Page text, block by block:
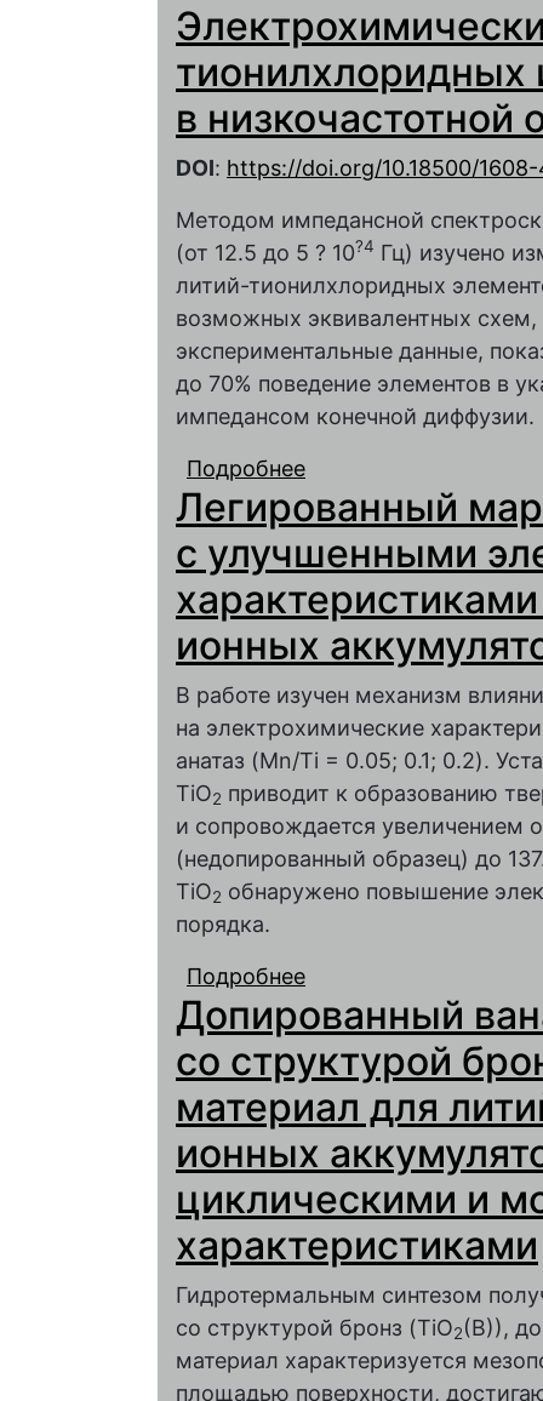
тионилхлоридных
в низкочастотной
DOI: https://doi.org/10.18500/
Методом импедансной
(от 12.5 до 5 ? 10?4 Гц) изучено
литий-тионилхлоридных
возможных эквивалентных
экспериментальные данные,
до 70% поведение элементов в
импедансом конечной диффузии.
Подробнее
тионилхлоридных
спектра
Легированный
с улучшенными
ионных
В работе изучен механизм
на электрохимические
анатаз (Mn/Ti = 0.05; 0.1; 0.2).
TiO2 приводит к образованию
и сопровождается увеличением
(недопированный образец) до
TiO2 обнаружено повышение
порядка.
Подробнее
ионных
Допированный
со структурой
материал для
ионных
циклическими и
характеристиками
Гидротермальным синтезом
со структурой бронз (TiO2(B)),
материал характеризуется
площадью поверхности,